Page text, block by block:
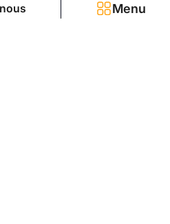
Menu